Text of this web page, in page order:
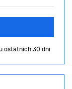
ostatnich 30 dni